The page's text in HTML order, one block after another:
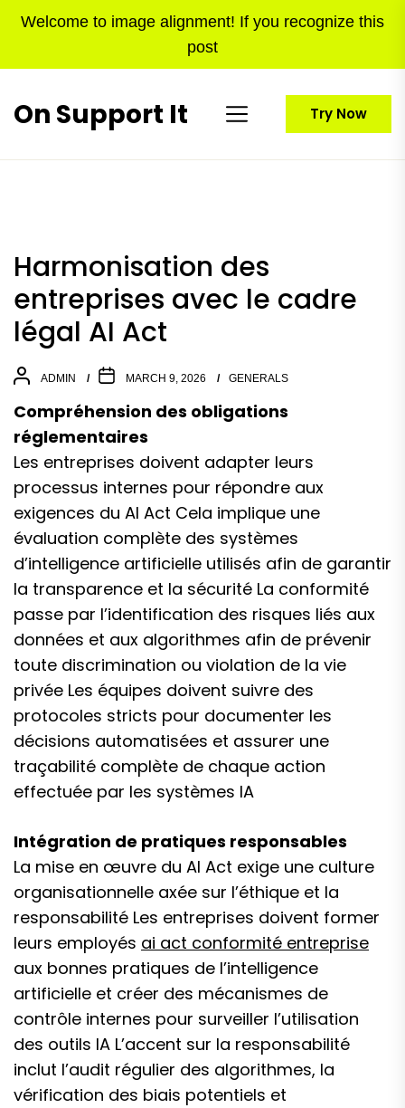
Welcome to image alignment! If you recognize this
post
On Support It Try Now
Harmonisation des
entreprises avec le cadre
légal AI Act
ADMIN MARCH 9, 2026 GENERALS
Compréhension des obligations
réglementaires
Les entreprises doivent adapter leurs
processus internes pour répondre aux
exigences du AI Act Cela implique une
évaluation complète des systèmes
d’intelligence artificielle utilisés afin de garantir
la transparence et la sécurité La conformité
passe par l’identification des risques liés aux
données et aux algorithmes afin de prévenir
toute discrimination ou violation de la vie
privée Les équipes doivent suivre des
protocoles stricts pour documenter les
décisions automatisées et assurer une
traçabilité complète de chaque action
effectuée par les systèmes IA
Intégration de pratiques responsables
La mise en œuvre du AI Act exige une culture
organisationnelle axée sur l’éthique et la
responsabilité Les entreprises doivent former
leurs employés ai act conformité entreprise
aux bonnes pratiques de l’intelligence
artificielle et créer des mécanismes de
contrôle internes pour surveiller l’utilisation
des outils IA L’accent sur la responsabilité
inclut l’audit régulier des algorithmes, la
vérification des biais potentiels et